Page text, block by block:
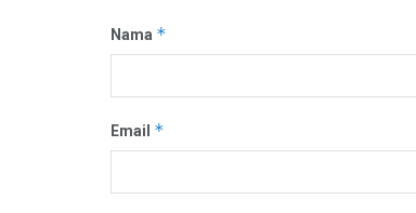
Nama *
Email *